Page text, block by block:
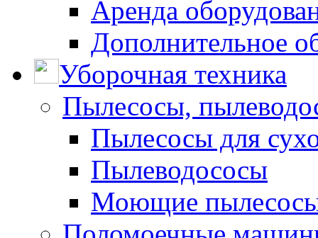
Аренда
Дополнительное
Уборочная техника
Пылесосы,
Пылесосы для
Пылеводососы
Моющие пылесосы